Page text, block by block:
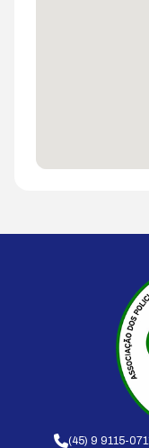
(45) 9 9115-